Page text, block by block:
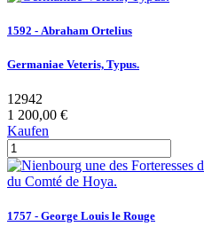
1592 - Abraham Ortelius
Germaniae Veteris, Typus.
12942
1 200,00 €
Kaufen
1757 - George Louis le Rouge